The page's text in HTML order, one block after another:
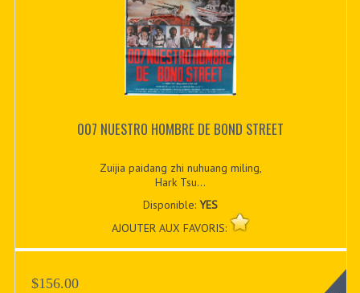
007 NUESTRO HOMBRE DE BOND STREET
Zuijia paidang zhi nuhuang miling,
Hark Tsu...
Disponible:YES
AJOUTER AUX FAVORIS:
$156.00